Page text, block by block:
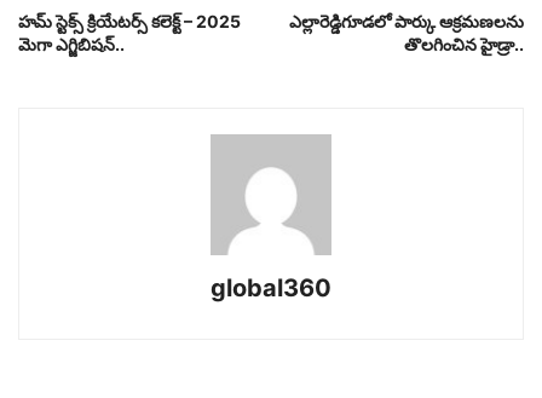
హమ్ స్టెక్స్ క్రియేటర్స్ కలెక్ట్ – 2025
మెగా ఎగ్జిబిషన్..
ఎల్లారెడ్డిగూడలో పార్కు ఆక్రమణలను
తొలగించిన హైడ్రా..
global360